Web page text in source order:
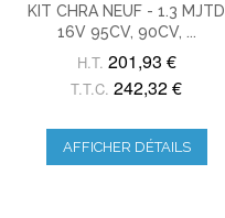
KIT CHRA NEUF - 1.3 MJTD
16V 95CV, 90CV, ...
H.T. 201,93 €
T.T.C. 242,32 €
AFFICHER DÉTAILS